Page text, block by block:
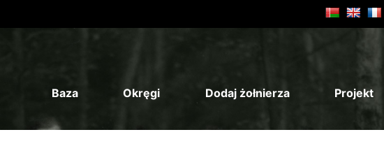
Baza Okręgi Dodaj żołnierza Projekt